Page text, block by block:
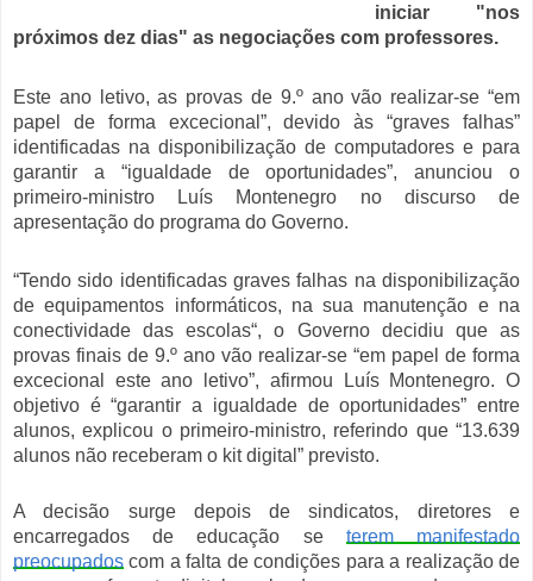
iniciar "nos
próximos dez dias" as negociações com professores.
Este ano letivo, as provas de 9.º ano vão realizar-se “em
papel de forma excecional”, devido às “graves falhas”
identificadas na disponibilização de computadores e para
garantir a “igualdade de oportunidades”, anunciou o
primeiro-ministro Luís Montenegro no discurso de
apresentação do programa do Governo.
“Tendo sido identificadas graves falhas na disponibilização
de equipamentos informáticos, na sua manutenção e na
conectividade das escolas“, o Governo decidiu queas
provas finais de 9.º ano vão realizar-se “em papel de forma
excecional este ano letivo”, afirmou Luís Montenegro. O
objetivo é “garantir a igualdade de oportunidades” entre
alunos, explicou o primeiro-ministro, referindo que “13.639
alunos não receberam o kit digital” previsto.
A decisão surge depois de sindicatos, diretores e
encarregados de educação se terem manifestado
preocupados com a falta de condições para a realização de